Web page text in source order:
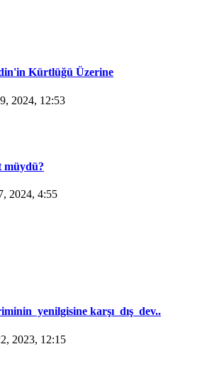
Kürtlüğü Üzerine
2024, 12:53
müydü?
2024, 4:55
yenilgisine karşı dış dev..
2023, 12:15